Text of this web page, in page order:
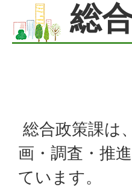
総
総合政策課は
画・調査・推
ています。